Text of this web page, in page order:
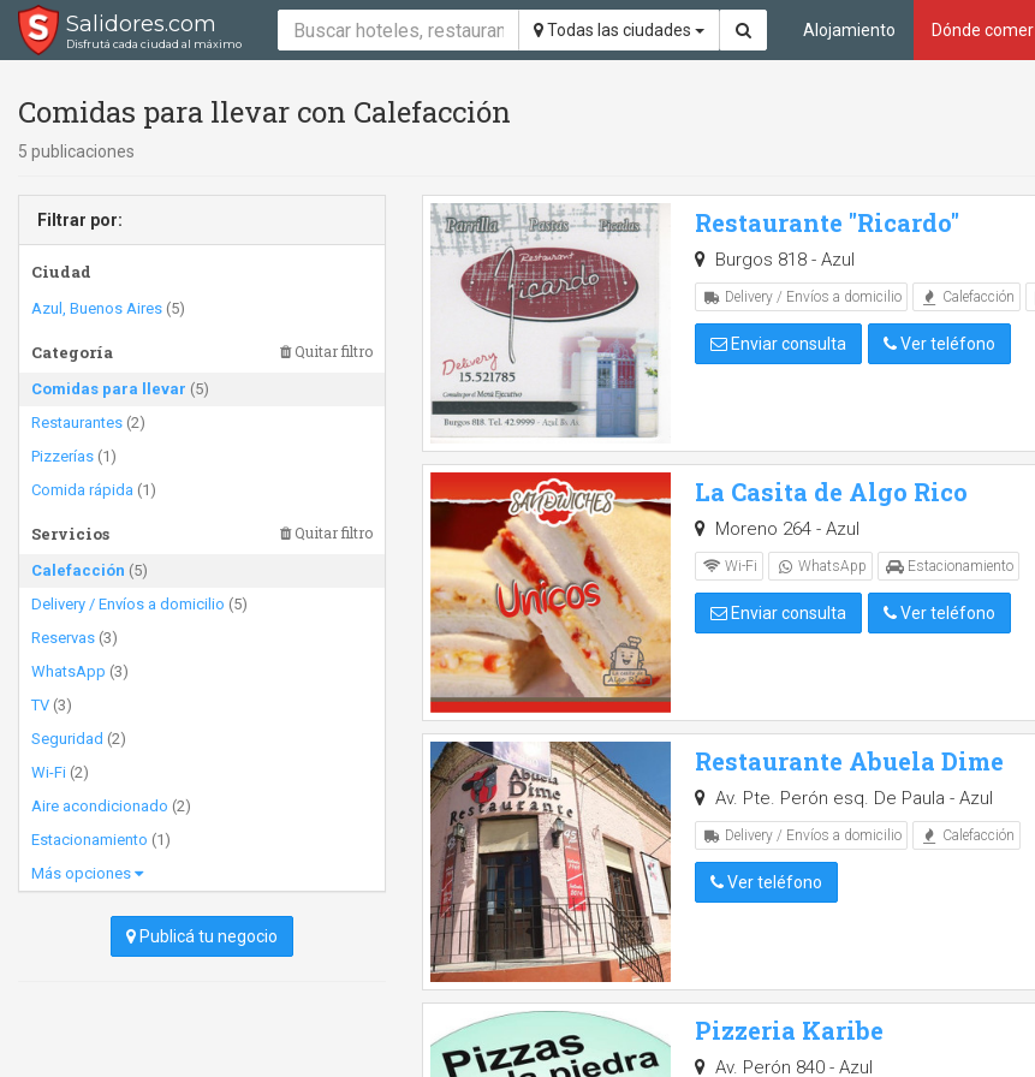
Salidores.com
Disfrutá cada ciudad al máximo
Todas las ciudades Alojamiento Dónde comer
Comidas para llevar con Calefacción
5 publicaciones
Filtrar por:
Ciudad
Azul, Buenos Aires (5)
Categoría Quitar filtro
Comidas para llevar (5)
Restaurantes (2)
Pizzerías (1)
Comida rápida (1)
Servicios Quitar filtro
Calefacción (5)
Delivery / Envíos a domicilio (5)
Reservas (3)
WhatsApp (3)
TV (3)
Seguridad (2)
Wi-Fi (2)
Aire acondicionado (2)
Estacionamiento (1)
Más opciones
Publicá tu negocio
Restaurante "Ricardo"
Burgos 818 - Azul
Delivery / Envíos a domicilio Calefacción
Enviar consulta Ver teléfono
La Casita de Algo Rico
Moreno 264 - Azul
Wi-Fi WhatsApp Estacionamiento
Enviar consulta Ver teléfono
Restaurante Abuela Dime
Av. Pte. Perón esq. De Paula - Azul
Delivery / Envíos a domicilio Calefacción
Ver teléfono
Pizzeria Karibe
Av. Perón 840 - Azul